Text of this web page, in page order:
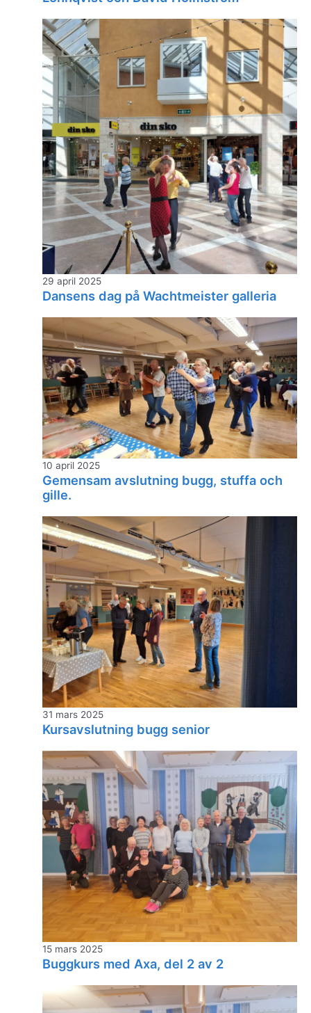
29 april 2025
Dansens dag på Wachtmeister galleria
10 april 2025
Gemensam avslutning bugg, stuffa och
gille.
31 mars 2025
Kursavslutning bugg senior
15 mars 2025
Buggkurs med Axa, del 2 av 2